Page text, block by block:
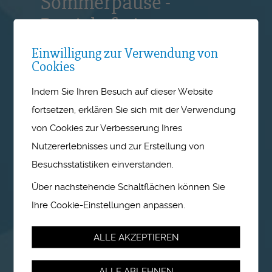
Betriebsferien vom 27.
Juli bis 14. August 2026
Die Geschäftsstelle bleibt vom 27.
geschlossen. Wir freuen uns, Ihre
Anfragen ab den 17. August
wieder in Empfang zu nehmen
und wünschen Ihnen eine schöne
Einwilligung zur Verwendung von
Cookies
Indem Sie Ihren Besuch auf dieser Website
fortsetzen, erklären Sie sich mit der Verwendung
von Cookies zur Verbesserung Ihres
Nutzererlebnisses und zur Erstellung von
Besuchsstatistiken einverstanden.
Über nachstehende Schaltflächen können Sie
Ihre Cookie-Einstellungen anpassen.
ALLE AKZEPTIEREN